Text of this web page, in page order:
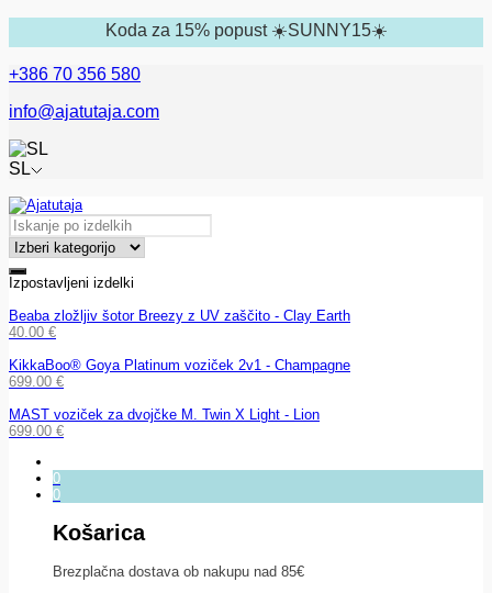
Koda za 15% popust ☀️SUNNY15☀️
+386 70 356 580
info@ajatutaja.com
SL
Izpostavljeni izdelki
Beaba zložljiv šotor Breezy z UV zaščito - Clay Earth
40.00 €
KikkaBoo® Goya Platinum voziček 2v1 - Champagne
699.00 €
MAST voziček za dvojčke M. Twin X Light - Lion
699.00 €
0
0
Košarica
Brezplačna dostava ob nakupu nad 85€